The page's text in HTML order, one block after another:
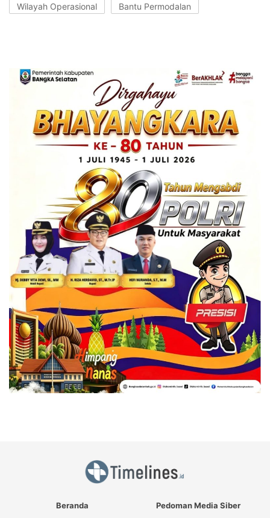
Wilayah Operasional Bantu Permodalan
Beranda Pedoman Media Siber